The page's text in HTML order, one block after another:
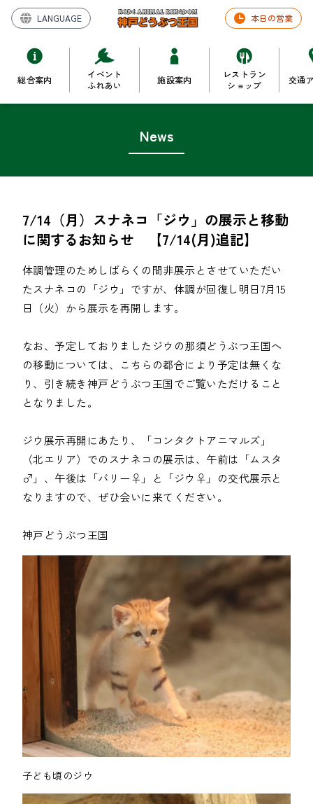
LANGUAGE 本日の営業
総合案内
イベント
ふれあい
施設案内
レストラン
ショップ
交通
News
7/14（月）スナネコ「ジウ」の展示と移動
に関するお知らせ 【7/14(月)追記】
体調管理のためしばらくの間非展示とさせていただい
たスナネコの「ジウ」ですが、体調が回復し明日7月15
日（火）から展示を再開します。
なお、予定しておりましたジウの那須どうぶつ王国へ
の移動については、こちらの都合により予定は無くな
り、引き続き神戸どうぶつ王国でご覧いただけること
となりました。
ジウ展示再開にあたり、「コンタクトアニマルズ」
（北エリア）でのスナネコの展示は、午前は「ムスタ
♂」、午後は「バリー♀」と「ジウ♀」の交代展示と
なりますので、ぜひ会いに来てください。
神戸どうぶつ王国
子ども頃のジウ